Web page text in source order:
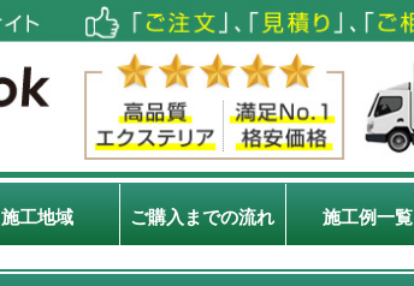
施工地域 ご購入までの流れ 施工例一覧